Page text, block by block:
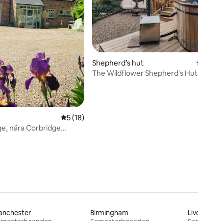
29 omdömen
5 av 5 i genomsnittligt betyg, 18
5 (18)
nära Corbridge
Shepherd’s hut
The Wildflower Shepherd's
Birmingham